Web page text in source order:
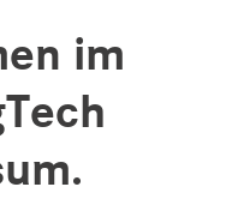
im